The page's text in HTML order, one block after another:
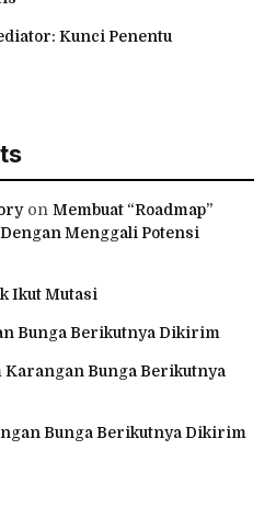
Kunci Penentu
on Membuat “Roadmap”
Menggali Potensi
Ikut Mutasi
Bunga Berikutnya Dikirim
Karangan Bunga Berikutnya
Bunga Berikutnya Dikirim